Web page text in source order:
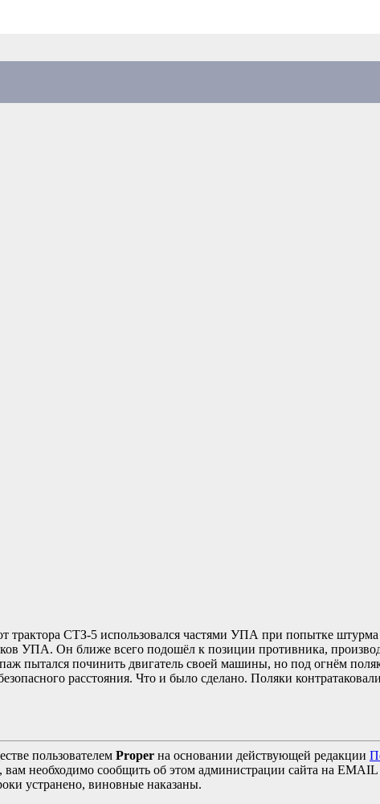
трактора СТЗ-5 использовался частями УПА при попытке
УПА. Он ближе всего подошёл к позиции противника,
пытался починить двигатель своей машины, но под огнём
расстояния. Что и было сделано. Поляки
пользователем Proper на основании действующей редакции
необходимо сообщить об этом администрации сайта на EMAIL
устранено, виновные наказаны.